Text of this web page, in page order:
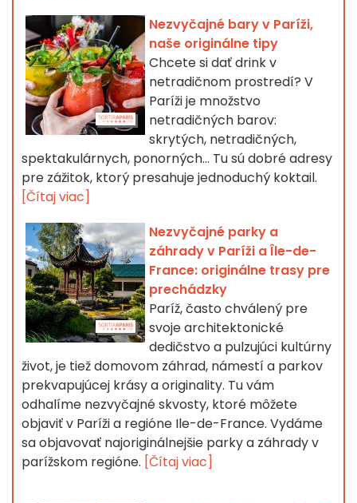
Nezvyčajné bary v Paríži,
naše originálne tipy
Chcete si dať drink v
netradičnom prostredí? V
Paríži je množstvo
netradičných barov:
skrytých, netradičných,
spektakulárnych, ponorných... Tu sú dobré adresy
pre zážitok, ktorý presahuje jednoduchý koktail.
[Čítaj viac]
Nezvyčajné parky a
záhrady v Paríži a Île-de-
France: originálne trasy pre
prechádzky
Paríž, často chválený pre
svoje architektonické
dedičstvo a pulzujúci kultúrny
život, je tiež domovom záhrad, námestí a parkov
prekvapujúcej krásy a originality. Tu vám
odhalíme nezvyčajné skvosty, ktoré môžete
objaviť v Paríži a regióne Ile-de-France. Vydáme
sa objavovať najoriginálnejšie parky a záhrady v
parížskom regióne. [Čítaj viac]